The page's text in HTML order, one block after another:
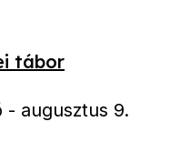
tábor
- augusztus 9.